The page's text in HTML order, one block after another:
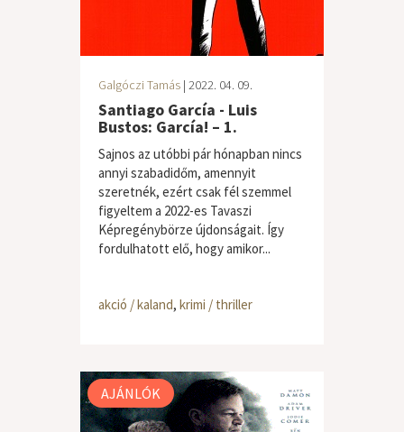
Galgóczi Tamás | 2022. 04. 09.
Santiago García - Luis
Bustos: García! – 1.
Sajnos az utóbbi pár hónapban nincs
annyi szabadidőm, amennyit
szeretnék, ezért csak fél szemmel
figyeltem a 2022-es Tavaszi
Képregénybörze újdonságait. Így
fordulhatott elő, hogy amikor...
akció / kaland, krimi / thriller
AJÁNLÓK